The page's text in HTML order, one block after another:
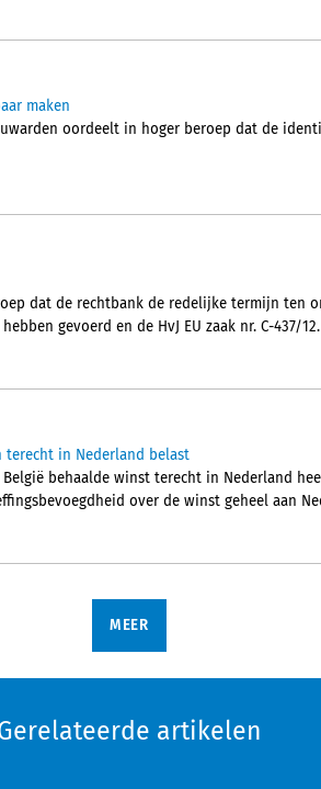
maken
oordeelt in hoger beroep dat de
dat de rechtbank de redelijke termijn ten
gevoerd en de HvJ EU zaak nr. C-437/12.
terecht in Nederland belast
behaalde winst terecht in Nederland
over de winst geheel aan
MEER
artikelen